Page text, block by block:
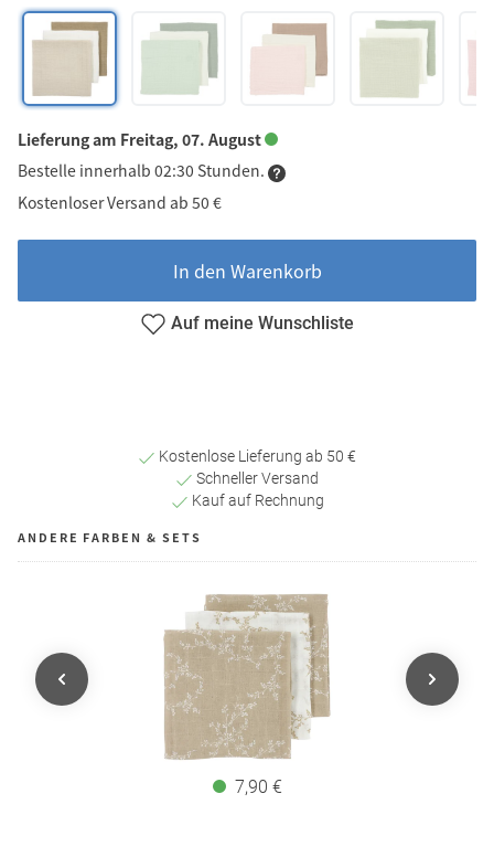
Lieferung am Freitag, 07. August
Bestelle innerhalb 02:30 Stunden.
Kostenloser Versand ab 50 €
In den Warenkorb
Auf meine Wunschliste
Kostenlose Lieferung ab 50 €
Schneller Versand
Kauf auf Rechnung
ANDERE FARBEN & SETS
7,90 €